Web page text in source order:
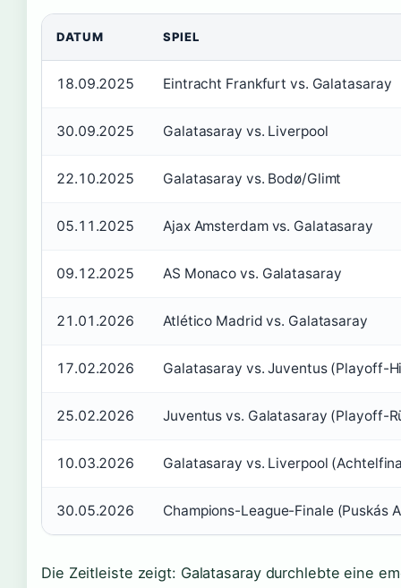
DATUM SPIEL
18.09.2025 Eintracht Frankfurt vs. Galatasaray
30.09.2025 Galatasaray vs. Liverpool
22.10.2025 Galatasaray vs. Bodø/Glimt
05.11.2025 Ajax Amsterdam vs. Galatasaray
09.12.2025 AS Monaco vs. Galatasaray
21.01.2026 Atlético Madrid vs. Galatasaray
17.02.2026 Galatasaray vs. Juventus (Playoff-
25.02.2026 Juventus vs. Galatasaray (Playoff-
10.03.2026 Galatasaray vs. Liverpool
30.05.2026 Champions-League-Finale (Puskás
Die Zeitleiste zeigt: Galatasaray durchlebte eine